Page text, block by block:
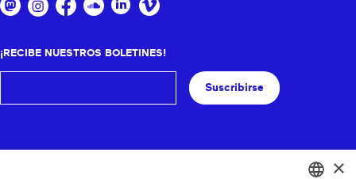
¡RECIBE NUESTROS BOLETINES!
Suscribirse
×